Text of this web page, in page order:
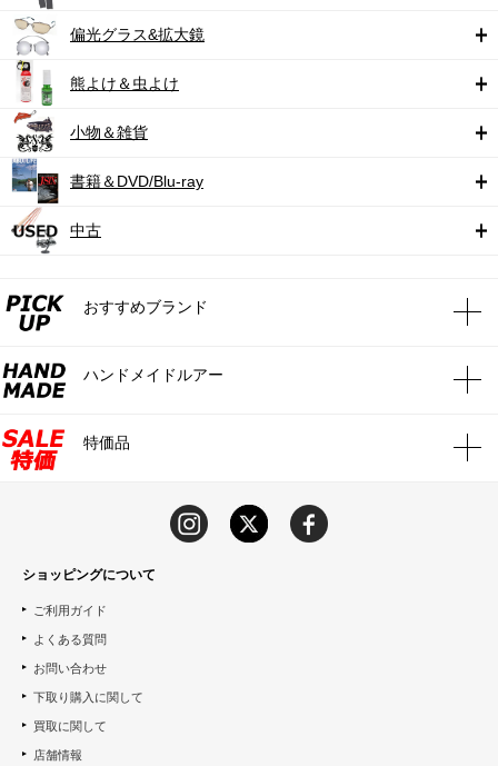
偏光グラス&拡大鏡
熊よけ＆虫よけ
小物＆雑貨
書籍＆DVD/Blu-ray
中古
おすすめブランド
ハンドメイドルアー
特価品
ショッピングについて
ご利用ガイド
よくある質問
お問い合わせ
下取り購入に関して
買取に関して
店舗情報